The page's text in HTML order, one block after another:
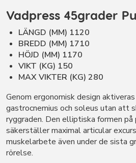
Vadpress 45grader
LÄNGD (MM) 1120
BREDD (MM) 1710
HÖJD (MM) 1170
VIKT (KG) 150
MAX VIKTER (KG) 280
Genom ergonomisk design
gastrocnemius och soleus utan att
ryggraden. Den elliptiska formen
säkerställer maximal articular
muskelarbete även under de sista
rörelse.